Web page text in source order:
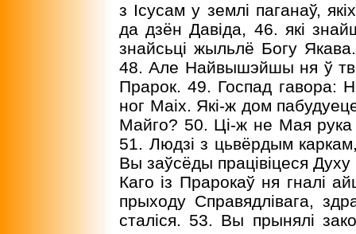
з Ісусам у землі паганаў,
да дзён Давіда, 46. які
знайсьці жыльлё Богу
48. Але Найвышэйшы ня ў
Прарок. 49. Госпад гавора:
ног Маіх. Які-ж дом
Майго? 50. Ці-ж не Мая рука
51. Людзі з цьвёрдым
Вы заўсёды працівіцеся
Каго із Прарокаў ня гналі
прыходу Справядлівага,
сталіся. 53. Вы прынялі